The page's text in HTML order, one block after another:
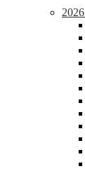
2026